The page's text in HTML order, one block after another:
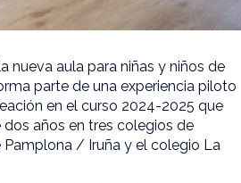
nueva aula para niñas y niños de
parte de una experiencia piloto
en el curso 2024-2025 que
dos años en tres colegios de
/ Iruña y el colegio La